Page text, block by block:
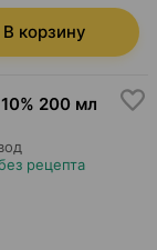
В корзину
10% 200 мл
рецепта